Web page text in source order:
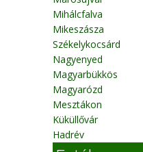
Mihálcfalva
Mikeszásza
Székelykocsárd
Nagyenyed
Magyarbükkös
Magyarózd
Mesztákon
Küküllővár
Hadrév